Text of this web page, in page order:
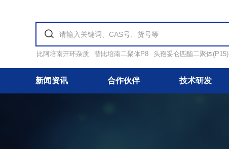
比阿培南开环杂质 替比培南二聚体P8 头孢妥仑匹酯二聚体(P15)
新闻资讯 合作伙伴 技术研发